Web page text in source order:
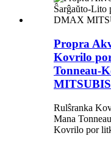
Propra
Kovrilo
Tonneau-
Rulŝranka
Mana
Kovrilo por